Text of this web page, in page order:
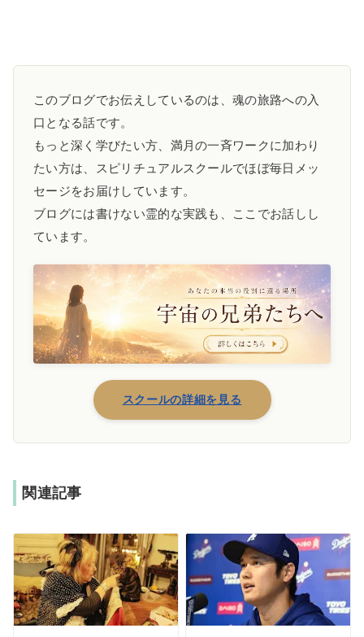
このブログでお伝えしているのは、魂の旅路への入
口となる話です。
もっと深く学びたい方、満月の一斉ワークに加わり
たい方は、スピリチュアルスクールでほぼ毎日メッ
セージをお届けしています。
ブログには書けない霊的な実践も、ここでお話しし
ています。
スクールの詳細を見る
関連記事